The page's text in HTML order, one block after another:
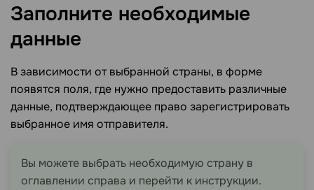
Заполните необходимые
данные
В зависимости от выбранной страны, в форме
появятся поля, где нужно предоставить различные
данные, подтверждающее право зарегистрировать
выбранное имя отправителя.
Вы можете выбрать необходимую страну в
оглавлении справа и перейти к инструкции.